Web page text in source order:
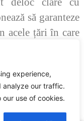
experience,
analyze our traffic.
use of cookies.
să garanteze
acele țări în care
Sursa: CES
cu salarii mici s-a